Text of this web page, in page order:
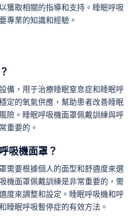
獲取相關的指導和支持。睡眠呼吸
專業的知識和經驗。
備，用于治療睡眠窒息症和睡眠呼
定的氧氣供應，幫助患者改善睡眠
險。睡眠呼吸機面罩佩戴訓練與呼
重要的。
吸機面罩？
需要根據個人的面型和舒適度來選
機面罩佩戴訓練是非常重要的，需
度來調整和設定。睡眠呼吸機和呼
睡眠呼吸暫停症的有效方法。